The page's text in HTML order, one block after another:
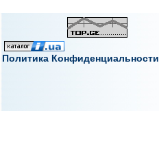
Политика Конфиденциальности